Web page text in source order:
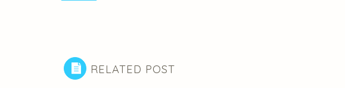
RELATED POST